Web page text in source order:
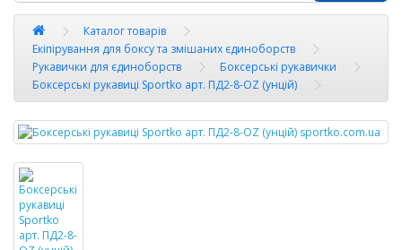
Каталог товарів
Екіпірування для боксу та змішаних єдиноборств
Рукавички для єдиноборств
Боксерські рукавички
Боксерські рукавиці Sportko арт. ПД2-8-OZ (унцій)